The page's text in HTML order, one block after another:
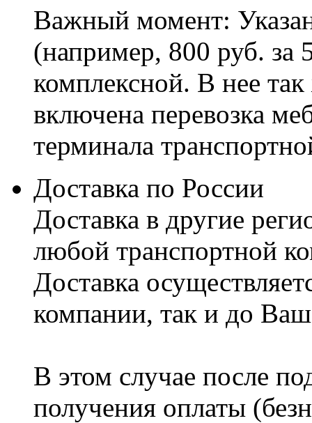
Важный момент:
(например, 800 руб. за
комплексной. В нее
включена перевозка
терминала
Доставка по России
Доставка в другие
любой транспортной
Доставка
компании, так и до
В этом случае после
получения оплаты